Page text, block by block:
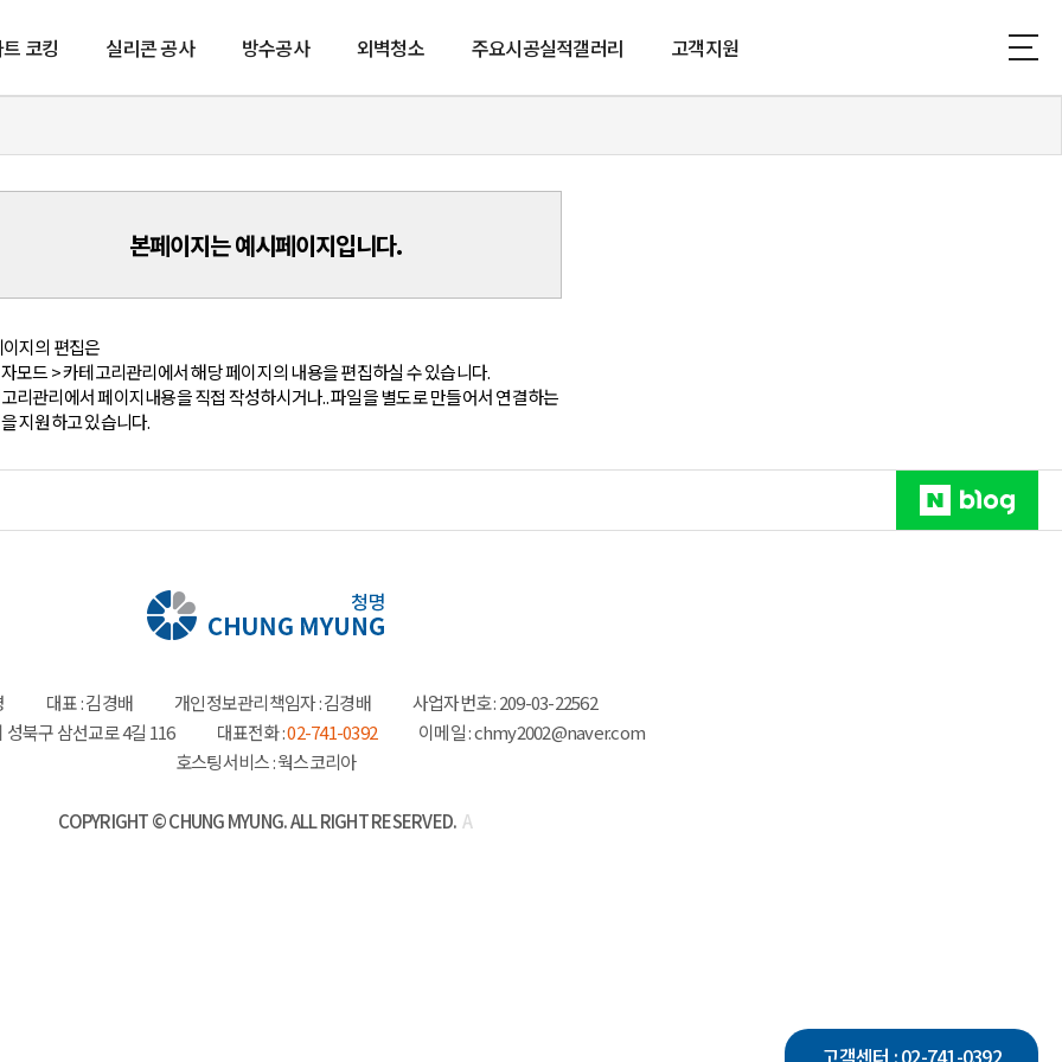
코킹 실리콘 공사 방수공사
옥상방수
그라우팅
외벽청소 주요시공실적갤러리
실리콘 공사
고객지원
고객센터 :02-741-0392
본페이지는 예시페이지입니다.
지의 편집은
모드 > 카테고리관리에서 해당 페이지의 내용을 편집하실 수 있습니다.
지원하고 있습니다.
대표 : 김경배 개인정보관리책임자 : 김경배
사업자번호 : 209-03-22562
성북구 삼선교로 4길 116
대표전화 :02-741-0392
이메일 : chmy2002@naver.com
호스팅서비스 :웍스코리아
COPYRIGHT © CHUNG MYUNG. ALL RIGHT RESERVED. A